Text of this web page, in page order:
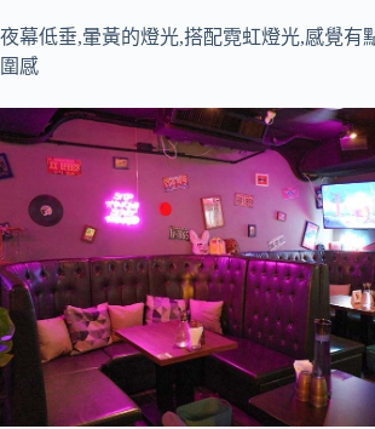
夜幕低垂,暈黃的燈光,搭配霓虹燈光,感覺有
圍感